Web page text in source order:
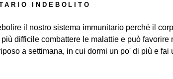
INDEBOLITO
il nostro sistema immunitario perché il
difficile combattere le malattie e può
a settimana, in cui dormi un po' di più e